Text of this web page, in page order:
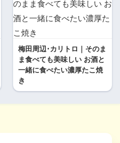
梅田周辺･カリトロ｜そのま
ま食べても美味しい お酒と
一緒に食べたい濃厚たこ焼
き